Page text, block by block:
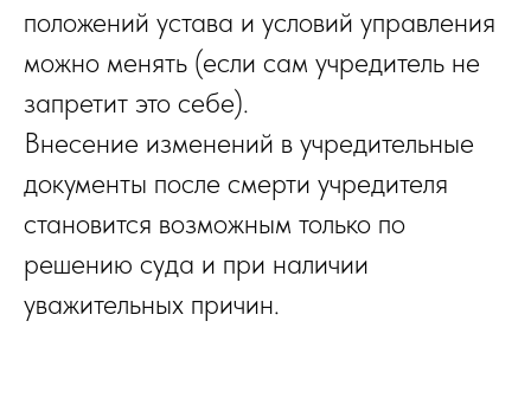
положений устава и условий управления
можно менять (если сам учредитель не
запретит это себе).
Внесение изменений в учредительные
документы после смерти учредителя
становится возможным только по
решению суда и при наличии
уважительных причин.